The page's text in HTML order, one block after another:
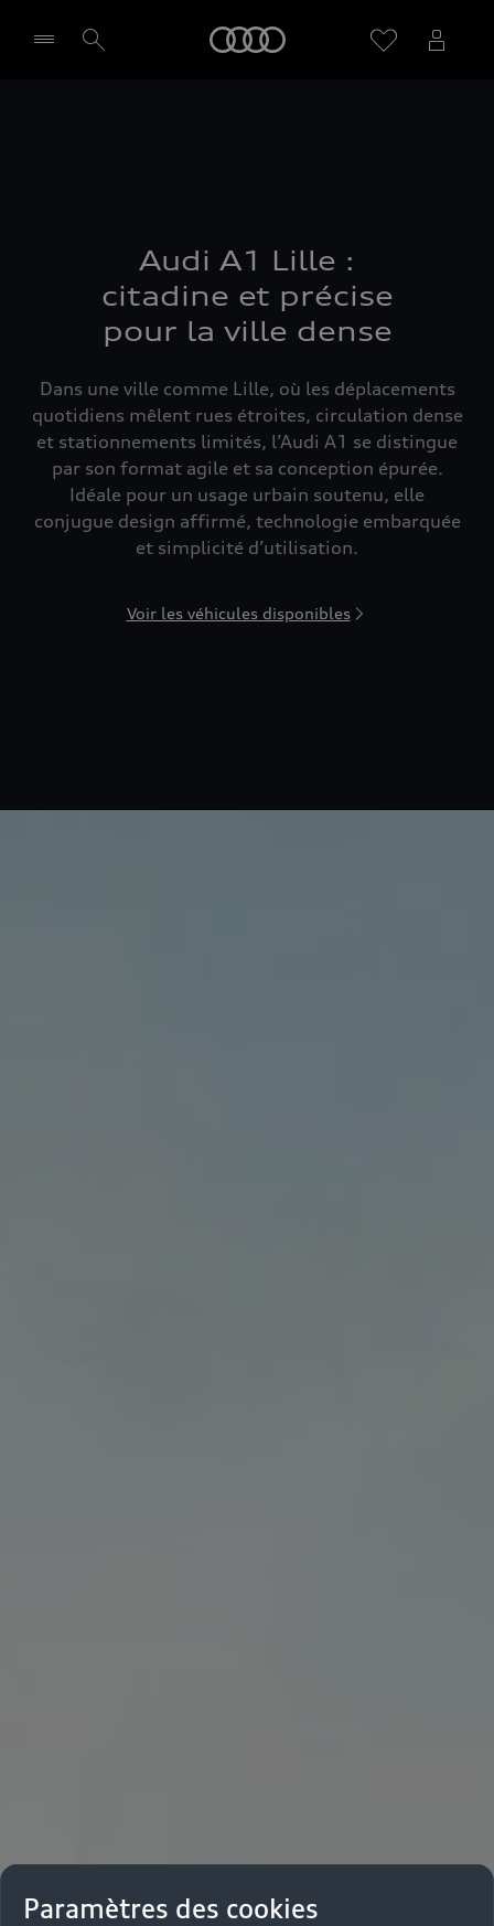
Audi A1 Lille :
citadine et précise
pour la ville dense
Dans une ville comme Lille, où les déplacements
quotidiens mêlent rues étroites, circulation dense
et stationnements limités, l’Audi A1 se distingue
par son format agile et sa conception épurée.
Idéale pour un usage urbain soutenu, elle
conjugue design affirmé, technologie embarquée
et simplicité d’utilisation.
Voir les véhicules disponibles
Paramètres des cookies